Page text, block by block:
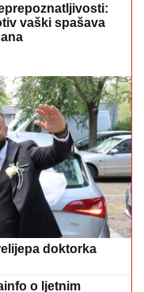
vaški spašava
doktorka
o ljetnim